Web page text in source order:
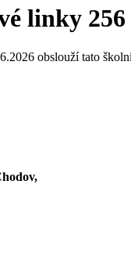
linky 256
obslouží tato